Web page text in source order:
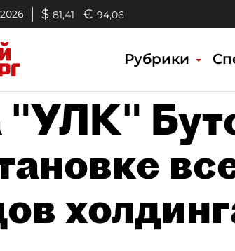
$ 81,41 € 94,06
Рубрики
"УЛК"